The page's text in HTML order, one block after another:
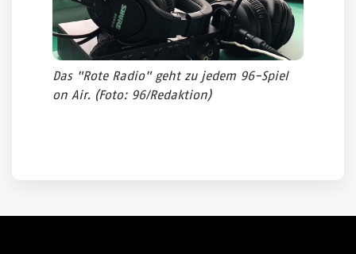
Das "Rote Radio" geht zu jedem 96-Spiel
on Air. (Foto: 96/Redaktion)